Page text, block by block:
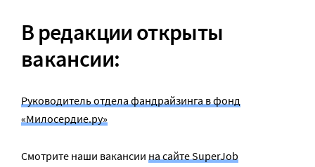
В редакции открыты
вакансии:
Руководитель отдела фандрайзинга в фонд
«Милосердие.ру»
Смотрите наши вакансии на сайте SuperJob